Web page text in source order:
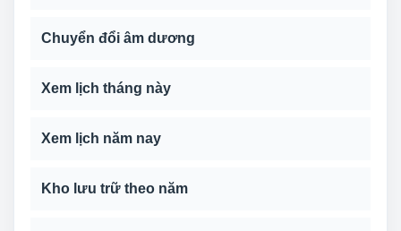
Chuyển đổi âm dương
Xem lịch tháng này
Xem lịch năm nay
Kho lưu trữ theo năm